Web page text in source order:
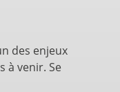
des enjeux
à venir. Se